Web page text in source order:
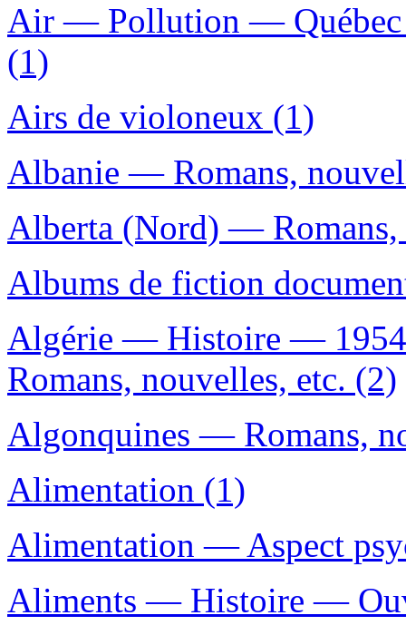
Air — Pollution — Québec
(1)
Airs de violoneux (1)
Albanie — Romans,
Alberta (Nord) — Romans,
Albums de fiction
Algérie — Histoire —
Romans, nouvelles, etc. (2)
Algonquines — Romans,
Alimentation (1)
Alimentation — Aspect
Aliments — Histoire —